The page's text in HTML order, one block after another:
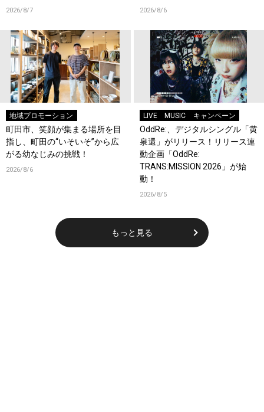
2026/8/7
『HAMAツアーズ全体会議』が
2026/8/6
地域プロモーション
町田市、笑顔が集まる場所を目
指し、町田の“いそいそ”から広
がる幼なじみの挑戦！
2026/8/6
LIVE MUSIC キャンペーン
OddRe:、デジタルシングル「黄
泉還」がリリース！リリース連
動企画「OddRe:
TRANS:MISSION 2026」が始
動！
2026/8/5
もっと見る